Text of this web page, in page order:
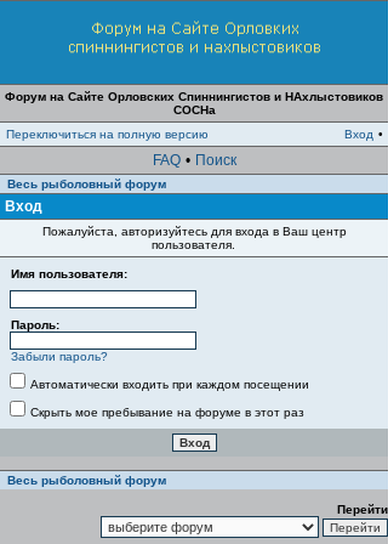
Форум на Сайте Орловских Спиннингистов и НАхлыстовиков
СОСНа
Переключиться на полную версию
Вход •
FAQ • Поиск
Весь рыболовный форум
Вход
Пожалуйста, авторизуйтесь для входа в Ваш центр
пользователя.
Имя пользователя:
Пароль:
Забыли пароль?
Автоматически входить при каждом посещении
Скрыть мое пребывание на форуме в этот раз
Весь рыболовный форум
Перейти